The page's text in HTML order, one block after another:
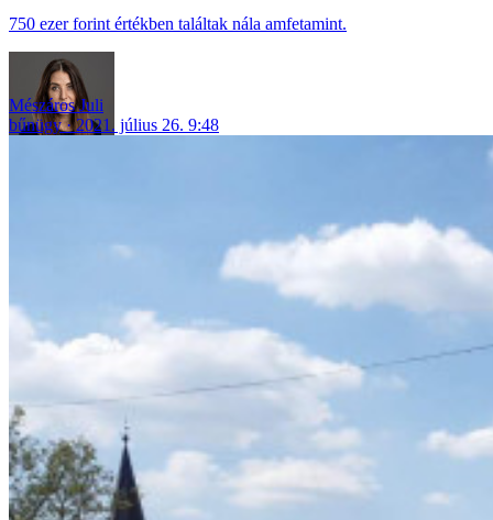
750 ezer forint értékben találtak nála amfetamint.
Mészáros Juli
bűnügy
2021. július 26. 9:48